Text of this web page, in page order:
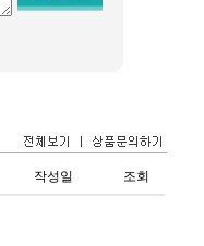
작성일 조회